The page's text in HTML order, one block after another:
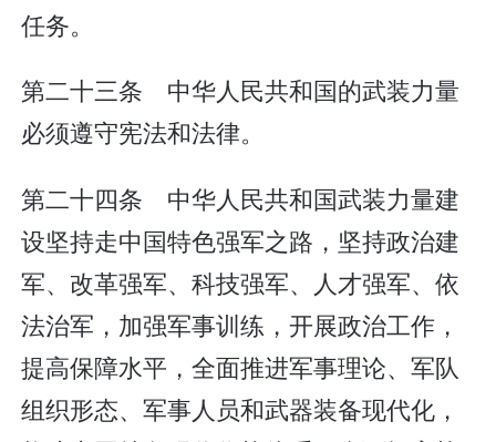
任务。
第二十三条 中华人民共和国的武装力量
必须遵守宪法和法律。
第二十四条 中华人民共和国武装力量建
设坚持走中国特色强军之路，坚持政治建
军、改革强军、科技强军、人才强军、依
法治军，加强军事训练，开展政治工作，
提高保障水平，全面推进军事理论、军队
组织形态、军事人员和武器装备现代化，